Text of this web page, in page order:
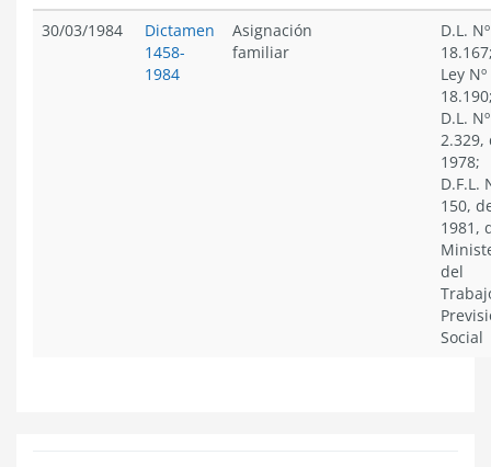
30/03/1984
Dictamen
1458-
1984
Asignación
familiar
D.L. Nº
Ley Nº
D.L. Nº
2.329,
1978;
D.F.L.
150,
1981,
del
Social